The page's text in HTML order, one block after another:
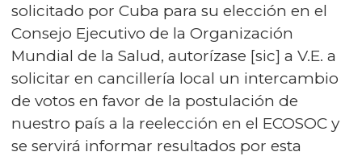
solicitado por Cuba para su elección en el
Consejo Ejecutivo de la Organización
Mundial de la Salud, autorízase [sic] a V.E. a
solicitar en cancillería local un intercambio
de votos en favor de la postulación de
nuestro país a la reelección en el ECOSOC y
se servirá informar resultados por esta